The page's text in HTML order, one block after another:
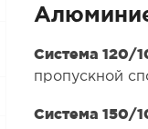
Система 120/
пропускной
Система 150/